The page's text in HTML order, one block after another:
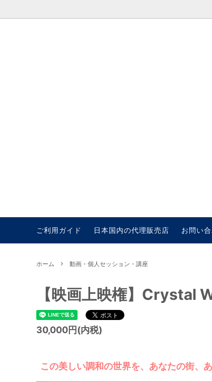
ご利用ガイド
日本国内の代理販売店 お問い
ホーム 動画・個人セッション・講座
【映画上映権】Crystal
30,000円(内税)
この美しい調和の世界を、あなたの街、